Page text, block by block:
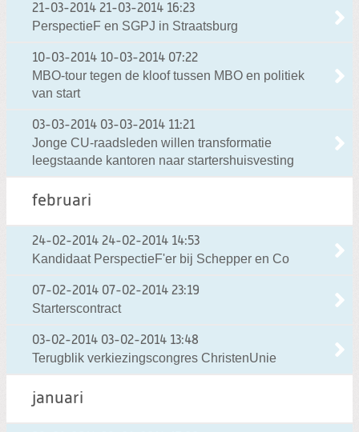
21-03-2014 21-03-2014 16:23
PerspectieF en SGPJ in Straatsburg
10-03-2014 10-03-2014 07:22
MBO-tour tegen de kloof tussen MBO en politiek
van start
03-03-2014 03-03-2014 11:21
Jonge CU-raadsleden willen transformatie
leegstaande kantoren naar startershuisvesting
februari
24-02-2014 24-02-2014 14:53
Kandidaat PerspectieF'er bij Schepper en Co
07-02-2014 07-02-2014 23:19
Starterscontract
03-02-2014 03-02-2014 13:48
Terugblik verkiezingscongres ChristenUnie
januari